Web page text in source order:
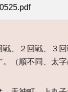
、２回戦、３
。（順不同、太